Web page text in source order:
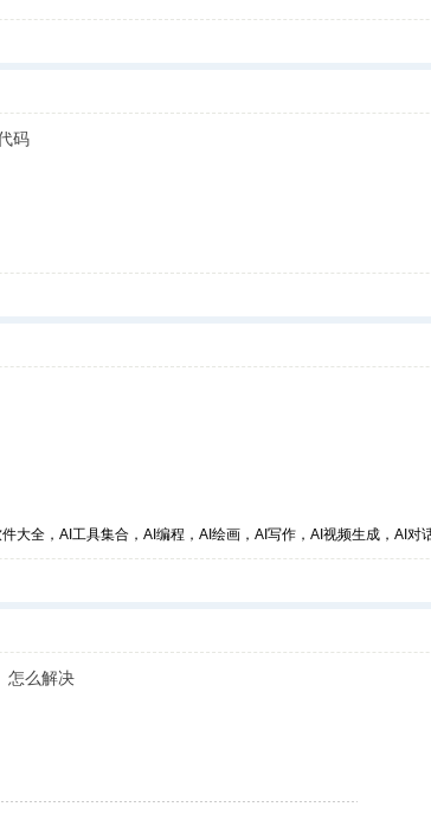
码
大全，AI工具集合，AI编程，AI绘画，AI写作，AI视频生成，AI对
怎么解决